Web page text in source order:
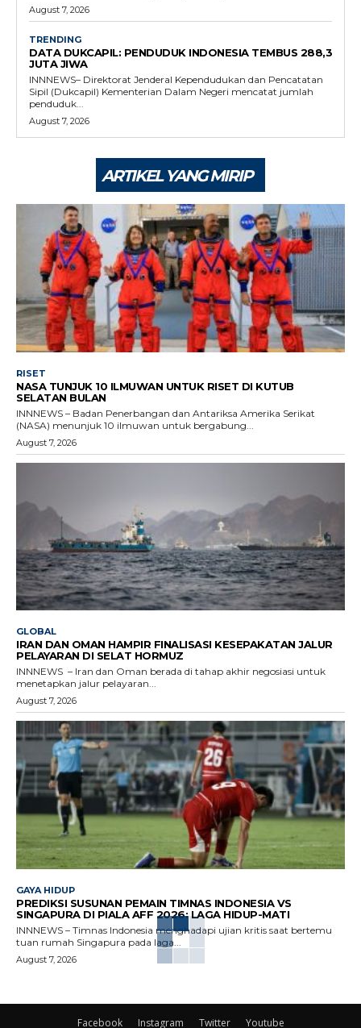
August 7, 2026
TRENDING
DATA DUKCAPIL: PENDUDUK INDONESIA TEMBUS 288,3
JUTA JIWA
INNNEWS– Direktorat Jenderal Kependudukan dan Pencatatan
Sipil (Dukcapil) Kementerian Dalam Negeri mencatat jumlah
penduduk...
August 7, 2026
ARTIKEL YANG MIRIP
RISET
NASA TUNJUK 10 ILMUWAN UNTUK RISET DI KUTUB
SELATAN BULAN
INNNEWS – Badan Penerbangan dan Antariksa Amerika Serikat
(NASA) menunjuk 10 ilmuwan untuk bergabung...
August 7, 2026
GLOBAL
IRAN DAN OMAN HAMPIR FINALISASI KESEPAKATAN JALUR
PELAYARAN DI SELAT HORMUZ
INNNEWS – Iran dan Oman berada di tahap akhir negosiasi untuk
menetapkan jalur pelayaran...
August 7, 2026
GAYA HIDUP
PREDIKSI SUSUNAN PEMAIN TIMNAS INDONESIA VS
SINGAPURA DI PIALA AFF 2026: LAGA HIDUP-MATI
INNNEWS – Timnas Indonesia menghadapi ujian kritis saat bertemu
tuan rumah Singapura pada laga...
August 7, 2026
Facebook Instagram Twitter Youtube